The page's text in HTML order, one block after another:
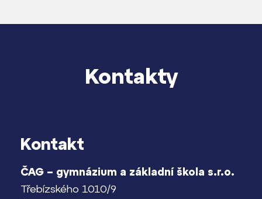
Kontakty
Kontakt
ČAG – gymnázium a základní škola s.r.o.
Třebízského 1010/9